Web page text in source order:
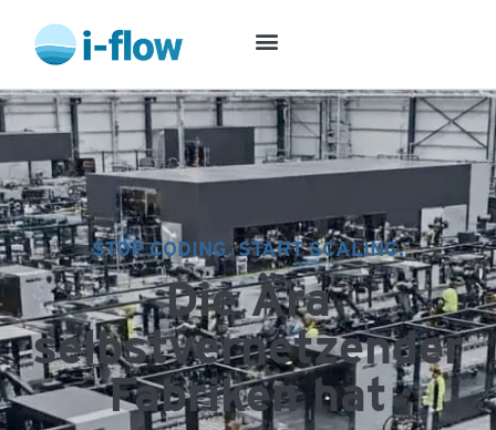
STOP CODING. START SCALING.
Die Ära
selbstvernetzender
Fabriken hat